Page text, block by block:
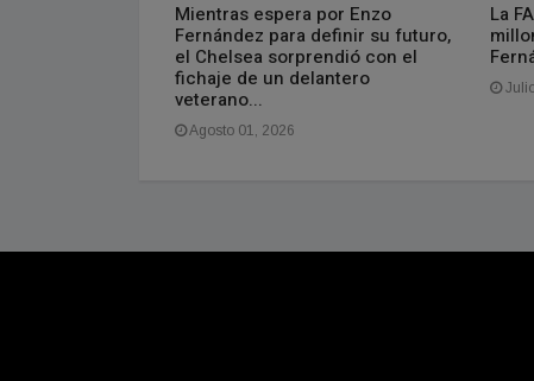
Mientras espera por Enzo
Fernández para definir su futuro,
el Chelsea sorprendió con el
fichaje de un delantero
veterano...
Agosto 01, 2026
La